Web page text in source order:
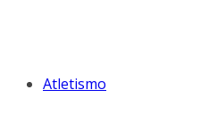
Atletismo